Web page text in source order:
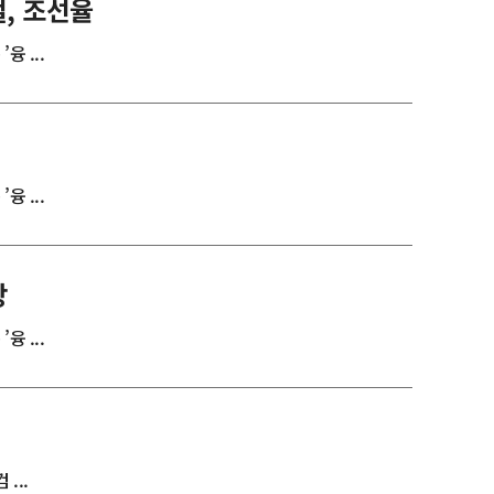
조선율
융 ...
융 ...
융 ...
...